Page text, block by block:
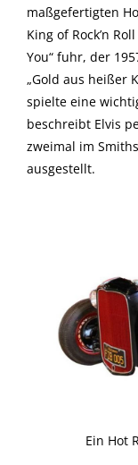
maßgefertigten
King of Rock’n
You“ fuhr, der
„Gold aus heißer
spielte eine
beschreibt Elvis
zweimal im
ausgestellt.
Ein Hot